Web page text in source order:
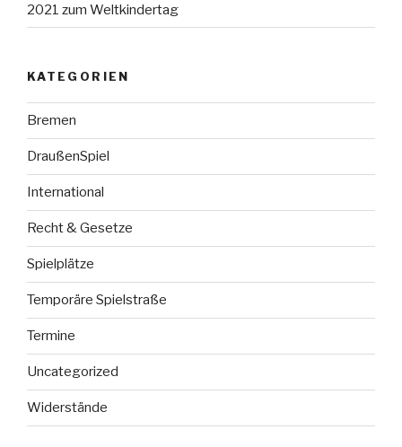
2021 zum Weltkindertag
KATEGORIEN
Bremen
DraußenSpiel
International
Recht & Gesetze
Spielplätze
Temporäre Spielstraße
Termine
Uncategorized
Widerstände